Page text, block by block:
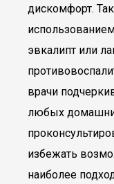
дискомфорт.
эвкалипт или
врачи
любых
избежать
наиболее